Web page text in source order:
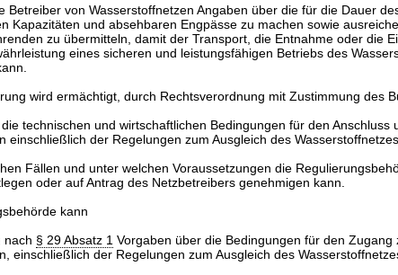
Betreiber von Wasserstoffnetzen Angaben über die für die Dauer
Kapazitäten und absehbaren Engpässe zu machen sowie
zu übermitteln, damit der Transport, die Entnahme oder die
eines sicheren und leistungsfähigen Betriebs des
wird ermächtigt, durch Rechtsverordnung mit Zustimmung des
technischen und wirtschaftlichen Bedingungen für den Anschluss
einschließlich der Regelungen zum Ausgleich des
Fällen und unter welchen Voraussetzungen die
oder auf Antrag des Netzbetreibers genehmigen kann.
kann
nach § 29 Absatz 1 Vorgaben über die Bedingungen für den Zugang
einschließlich der Regelungen zum Ausgleich des